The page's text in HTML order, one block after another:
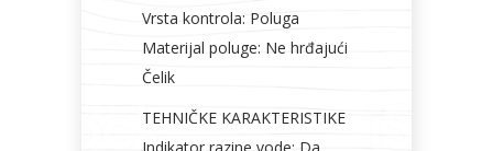
Vrsta kontrola: Poluga
Materijal poluge: Ne hrđajući
Čelik
TEHNIČKE KARAKTERISTIKE